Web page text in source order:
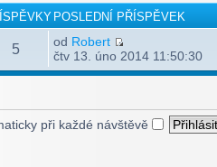
POSLEDNÍ PŘÍSPĚVEK
5 od Robert
čtv 13. úno 2014 11:50:30
při každé návštěvě